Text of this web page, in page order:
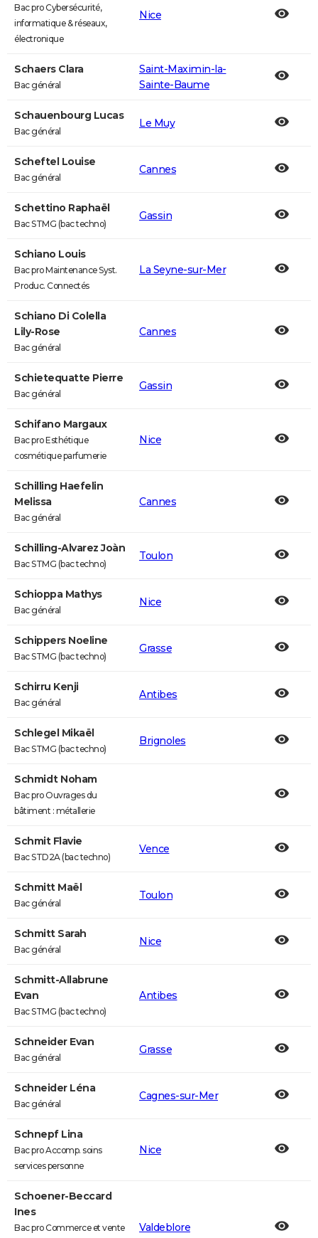
Bac pro Cybersécurité,
informatique & réseaux,
électronique
Nice
Schaers Clara
Bac général
Saint-Maximin-la-
Sainte-Baume
Schauenbourg Lucas
Bac général
Le Muy
Scheftel Louise
Bac général
Cannes
Schettino Raphaël
Bac STMG (bac techno)
Gassin
Schiano Louis
Bac pro Maintenance Syst.
Produc. Connectés
La Seyne-sur-Mer
Schiano Di Colella
Lily-Rose
Bac général
Cannes
Schietequatte Pierre
Bac général
Gassin
Schifano Margaux
Bac pro Esthétique
cosmétique parfumerie
Nice
Schilling Haefelin
Melissa
Bac général
Cannes
Schilling-Alvarez Joàn
Bac STMG (bac techno)
Toulon
Schioppa Mathys
Bac général
Nice
Schippers Noeline
Bac STMG (bac techno)
Grasse
Schirru Kenji
Bac général
Antibes
Schlegel Mikaël
Bac STMG (bac techno)
Brignoles
Schmidt Noham
Bac pro Ouvrages du
bâtiment : métallerie
Schmit Flavie
Bac STD2A (bac techno)
Vence
Schmitt Maël
Bac général
Toulon
Schmitt Sarah
Bac général
Nice
Schmitt-Allabrune
Evan
Bac STMG (bac techno)
Antibes
Schneider Evan
Bac général
Grasse
Schneider Léna
Bac général
Cagnes-sur-Mer
Schnepf Lina
Bac pro Accomp. soins
services personne
Nice
Schoener-Beccard
Ines
Bac pro Commerce et vente
Valdeblore